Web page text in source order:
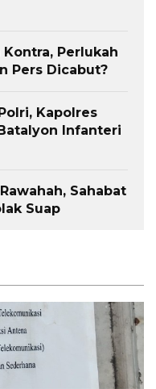
Kontra, Perlukah
Pers Dicabut?
Kapolres
Infanteri
Sahabat
Suap